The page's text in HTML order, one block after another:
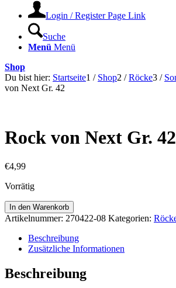
Login / Register Page Link
Suche
Menü Menü
Shop
Du bist hier: Startseite1 / Shop2 / Röcke3 /
von Next Gr. 42
Rock von Next Gr. 42
€4,99
Vorrätig
Rock
von
In den Warenkorb
Artikelnummer: 270422-08 Kategorien:
Beschreibung
Zusätzliche Informationen
Beschreibung